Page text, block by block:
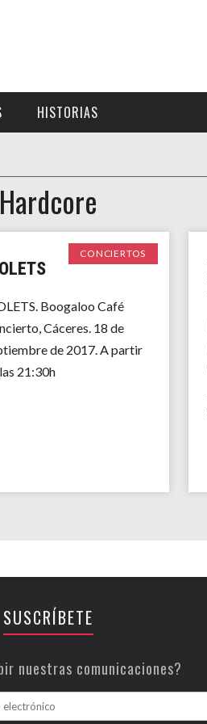
HISTORIAS
CONCIERTOS
Boogaloo Café
Cáceres. 18 de
de 2017. A partir
21:30h
SUSCRÍBETE
nuestras comunicaciones?